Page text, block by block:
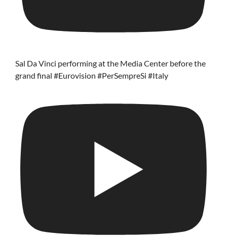
Sal Da Vinci performing at the Media Center before the
grand final #Eurovision #PerSempreSi #Italy